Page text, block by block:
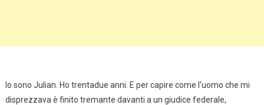
Io sono Julian. Ho trentadue anni. E per capire come l’uomo che mi
disprezzava è finito tremante davanti a un giudice federale,